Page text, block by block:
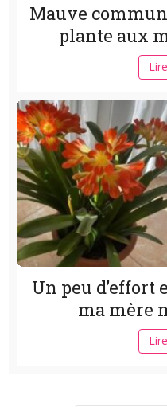
Mauve
plante aux
Un peu d’effort
ma mère